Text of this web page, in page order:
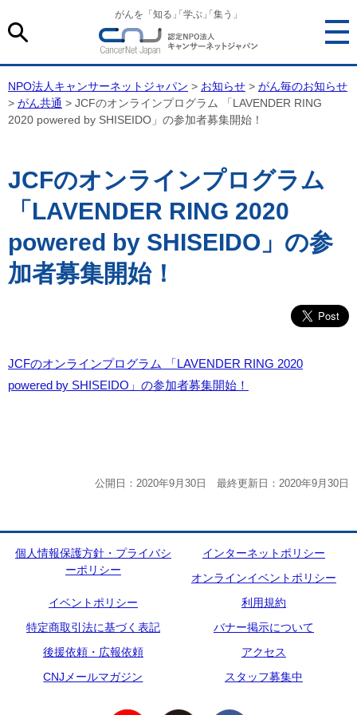
がんを「知る 「学ぶ 「集う」
NPO法人キャンサーネットジャパン > お知らせ > がん毎のお知らせ
> がん共通 > JCFのオンラインプログラム 「LAVENDER RING
2020 powered by SHISEIDO」の参加者募集開始！
JCFのオンラインプログラム
「LAVENDER RING 2020
powered by SHISEIDO」の参
加者募集開始！
JCFのオンラインプログラム 「LAVENDER RING 2020
powered by SHISEIDO」の参加者募集開始！
公開日：2020年9月30日 最終更新日：2020年9月30日
個人情報保護方針・プライバシ
ーポリシー
インターネットポリシー
オンラインイベントポリシー
イベントポリシー
利用規約
特定商取引法に基づく表記
バナー掲示について
後援依頼・広報依頼
アクセス
CNJメールマガジン
スタッフ募集中